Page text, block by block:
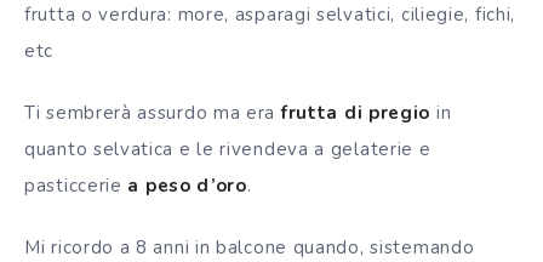
frutta o verdura: more, asparagi selvatici, ciliegie, fichi,
etc
Ti sembrerà assurdo ma erafrutta di pregio in
quanto selvatica e le rivendeva a gelaterie e
pasticcerie a peso d’oro.
Mi ricordo a 8 anni in balcone quando, sistemando